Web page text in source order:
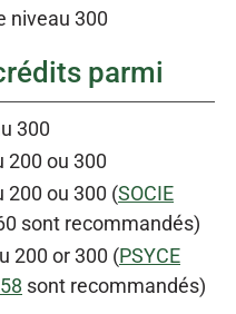
niveau 300
parmi
300
200 ou 300
200 ou 300 (SOCIE
sont recommandés)
200 or 300 (PSYCE
sont recommandés)